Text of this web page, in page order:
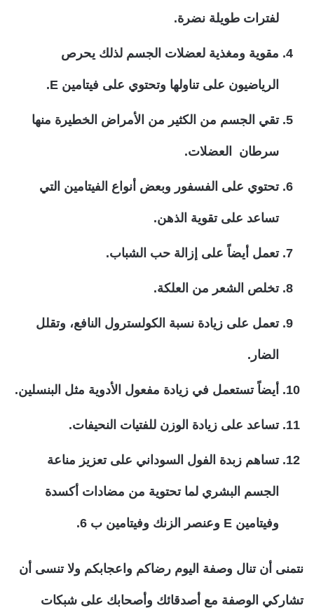
لفترات طويلة نضرة.
مقوية ومغذية لعضلات الجسم لذلك يحرص
الرياضيون على تناولها وتحتوي على فيتامين E.
تقي الجسم من الكثير من الأمراض الخطيرة منها
سرطان العضلات.
تحتوي على الفسفور وبعض أنواع الفيتامين التي
تساعد على تقوية الذهن.
تعمل أيضاً على إزالة حب الشباب.
تخلص الشعر من العلكة.
تعمل على زيادة نسبة الكولسترول النافع، وتقلل
الضار.
أيضاً تستعمل في زيادة مفعول الأدوية مثل البنسلين.
تساعد على زيادة الوزن للفتيات النحيفات.
تساهم زبدة الفول السوداني على تعزيز مناعة
الجسم البشري لما تحتوية من مضادات أكسدة
وفيتامين E وعنصر الزنك وفيتامين ب 6.
نتمنى أن تنال وصفة اليوم رضاكم واعجابكم ولا تنسى أن
تشاركي الوصفة مع أصدقائك وأصحابك على شبكات